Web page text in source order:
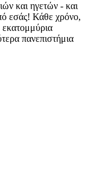
και ηγετών - και
εσάς! Κάθε χρόνο,
πανεπιστήμια